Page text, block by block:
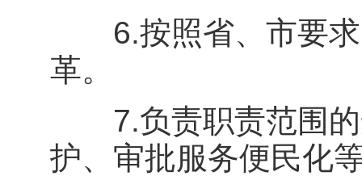
6.按照省、市要求
革。
7.负责职责范围的
护、审批服务便民化